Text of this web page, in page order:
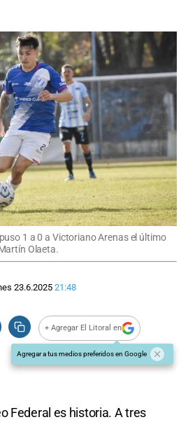
1 a 0 a Victoriano Arenas el último
Olaeta.
23.6.2025 21:48
+ Agregar El Litoral en
Agregar a tus medios preferidos en Google
Federal es historia. A tres